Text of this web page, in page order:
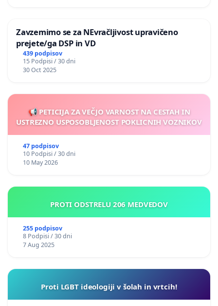
Zavzemimo se za NEvračljivost upravičeno
prejete/ga DSP in VD
439 podpisov
15 Podpisi / 30 dni
30 Oct 2025
📢 PETICIJA ZA VEČJO VARNOST NA CESTAH IN
USTREZNO USPOSOBLJENOST POKLICNIH VOZNIKOV
47 podpisov
10 Podpisi / 30 dni
10 May 2026
PROTI ODSTRELU 206 MEDVEDOV
255 podpisov
8 Podpisi / 30 dni
7 Aug 2025
Proti LGBT ideologiji v šolah in vrtcih!